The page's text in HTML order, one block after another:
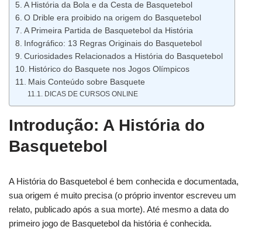
A História da Bola e da Cesta de Basquetebol
O Drible era proibido na origem do Basquetebol
A Primeira Partida de Basquetebol da História
Infográfico: 13 Regras Originais do Basquetebol
Curiosidades Relacionados a História do Basquetebol
Histórico do Basquete nos Jogos Olímpicos
Mais Conteúdo sobre Basquete
DICAS DE CURSOS ONLINE
Introdução: A História do
Basquetebol
A História do Basquetebol é bem conhecida e documentada,
sua origem é muito precisa (o próprio inventor escreveu um
relato, publicado após a sua morte). Até mesmo a data do
primeiro jogo de Basquetebol da história é conhecida.